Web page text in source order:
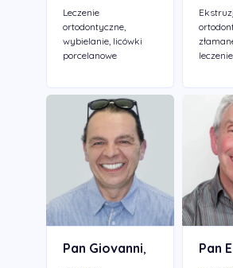
Leczenie
ortodontyczne,
wybielanie, licówki
porcelanowe
Pan Giovanni,
Pan